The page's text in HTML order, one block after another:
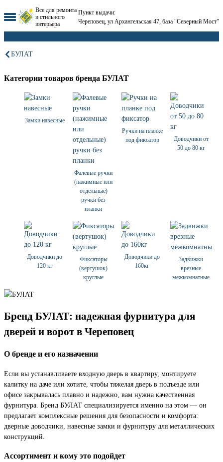
Все для ремонта
и стильного
интерьера
Пункт выдачи:
Череповец, ул Архангельская 47, база "Северный Мост"
БУЛАТ
Категории товаров бренда БУЛАТ
Замки навесные
Фалевые ручки
(нажимные или
отдельные)
ручки без
планки
Ручки на планке
под фиксатор
Доводчики от
50 до 80 кг
Доводчики до
120 кг
Фиксаторы
(вертушок)
круглые
Доводчики до
160кг
Задвижки
врезные
межкомнатные
Бренд БУЛАТ: надежная фурнитура для
дверей и ворот в Череповец
О бренде и его назначении
Если вы устанавливаете входную дверь в квартиру, монтируете
калитку на даче или хотите, чтобы тяжелая дверь в подъезде или
офисе закрывалась плавно и надежно, вам нужна качественная
фурнитура. Бренд БУЛАТ специализируется именно на этом — он
предлагает комплексные решения для безопасности и комфорта:
дверные доводчики, навесные замки и фурнитуру для металлических
конструкций.
Ассортимент и кому это подойдет